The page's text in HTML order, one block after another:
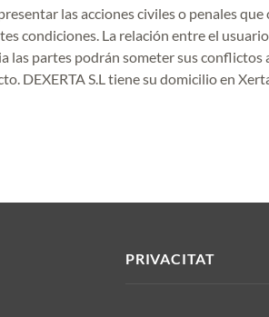
las acciones civiles o penales
condiciones. La relación entre el
partes podrán someter sus
DEXERTA S.L tiene su domicilio en
PRIVACITAT